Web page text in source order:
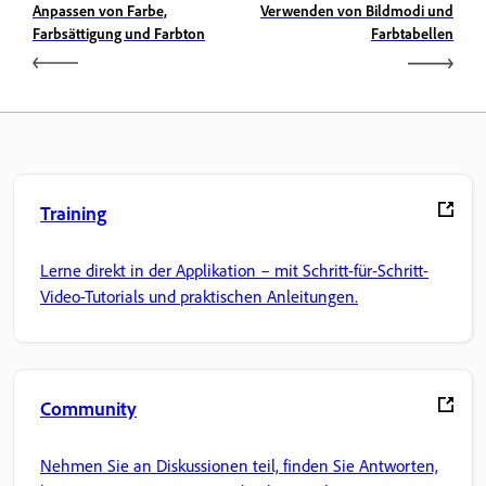
Anpassen von Farbe,
Farbsättigung und Farbton
Verwenden von Bildmodi und
Farbtabellen
Training
Lerne direkt in der Applikation – mit Schritt-für-Schritt-
Video-Tutorials und praktischen Anleitungen.
Community
Nehmen Sie an Diskussionen teil, finden Sie Antworten,